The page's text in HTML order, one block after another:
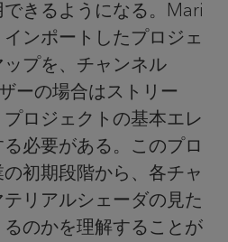
きるようになる。Mari
ンポートしたプロジェ
プを、チャンネル
ーの場合はストリー
ロジェクトの基本エレ
必要がある。このプロ
初期段階から、各チャ
リアルシェーダの見た
のかを理解することが